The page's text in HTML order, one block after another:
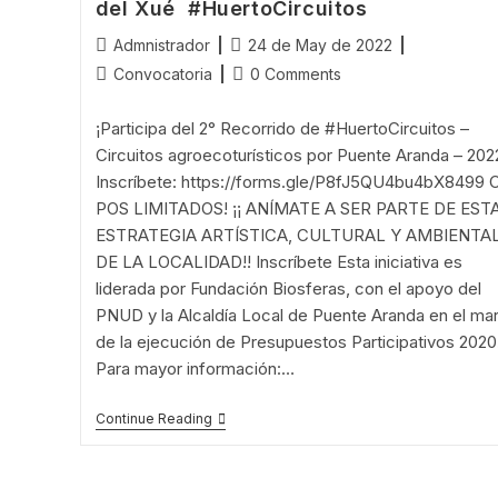
Copetones
#HuertoCircuitos
del Xué #HuertoCircuitos
Post
author:
Admnistrador
Post
published:
24 de May de 2022
PostConvocatoria
Post0 Comments
¡Participa del 2° Recorrido de #HuertoCircuitos –
Circuitos agroecoturísticos por Puente Aranda –
Inscríbete: https://forms.gle/P8fJ5QU4bu4bX8499
POS LIMITADOS! ¡¡ ANÍMATE A SER PARTE DE
ESTRATEGIA ARTÍSTICA, CULTURAL Y
DE LA LOCALIDAD!! Inscríbete Esta iniciativa es
liderada por Fundación Biosferas, con el apoyo del
PNUD y la Alcaldía Local de Puente Aranda en el
de la ejecución de Presupuestos Participativos
Para mayor información:…
Continue Reading¡Inscríbete!
2°